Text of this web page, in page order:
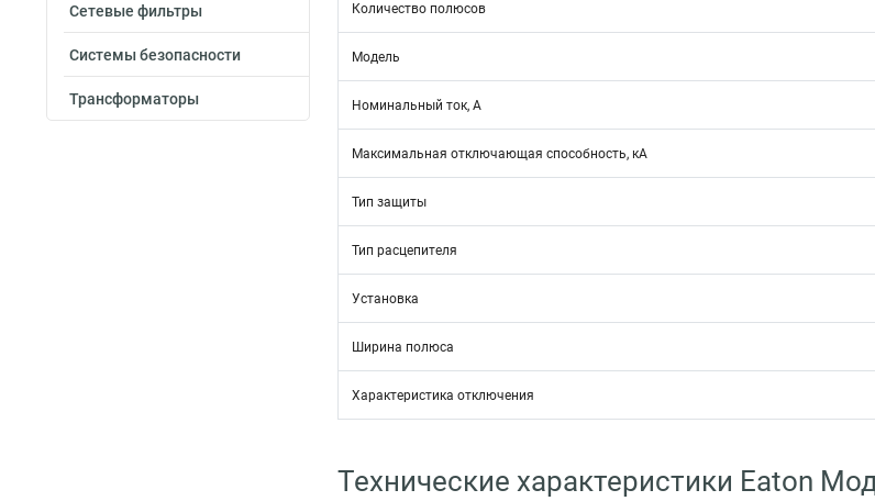
Сетевые фильтры
Системы безопасности
Трансформаторы
Количество полюсов
Модель
Номинальный ток, А
Максимальная отключающая способность, кА
Тип защиты
Тип расцепителя
Установка
Ширина полюса
Характеристика отключения
Технические характеристики Eaton